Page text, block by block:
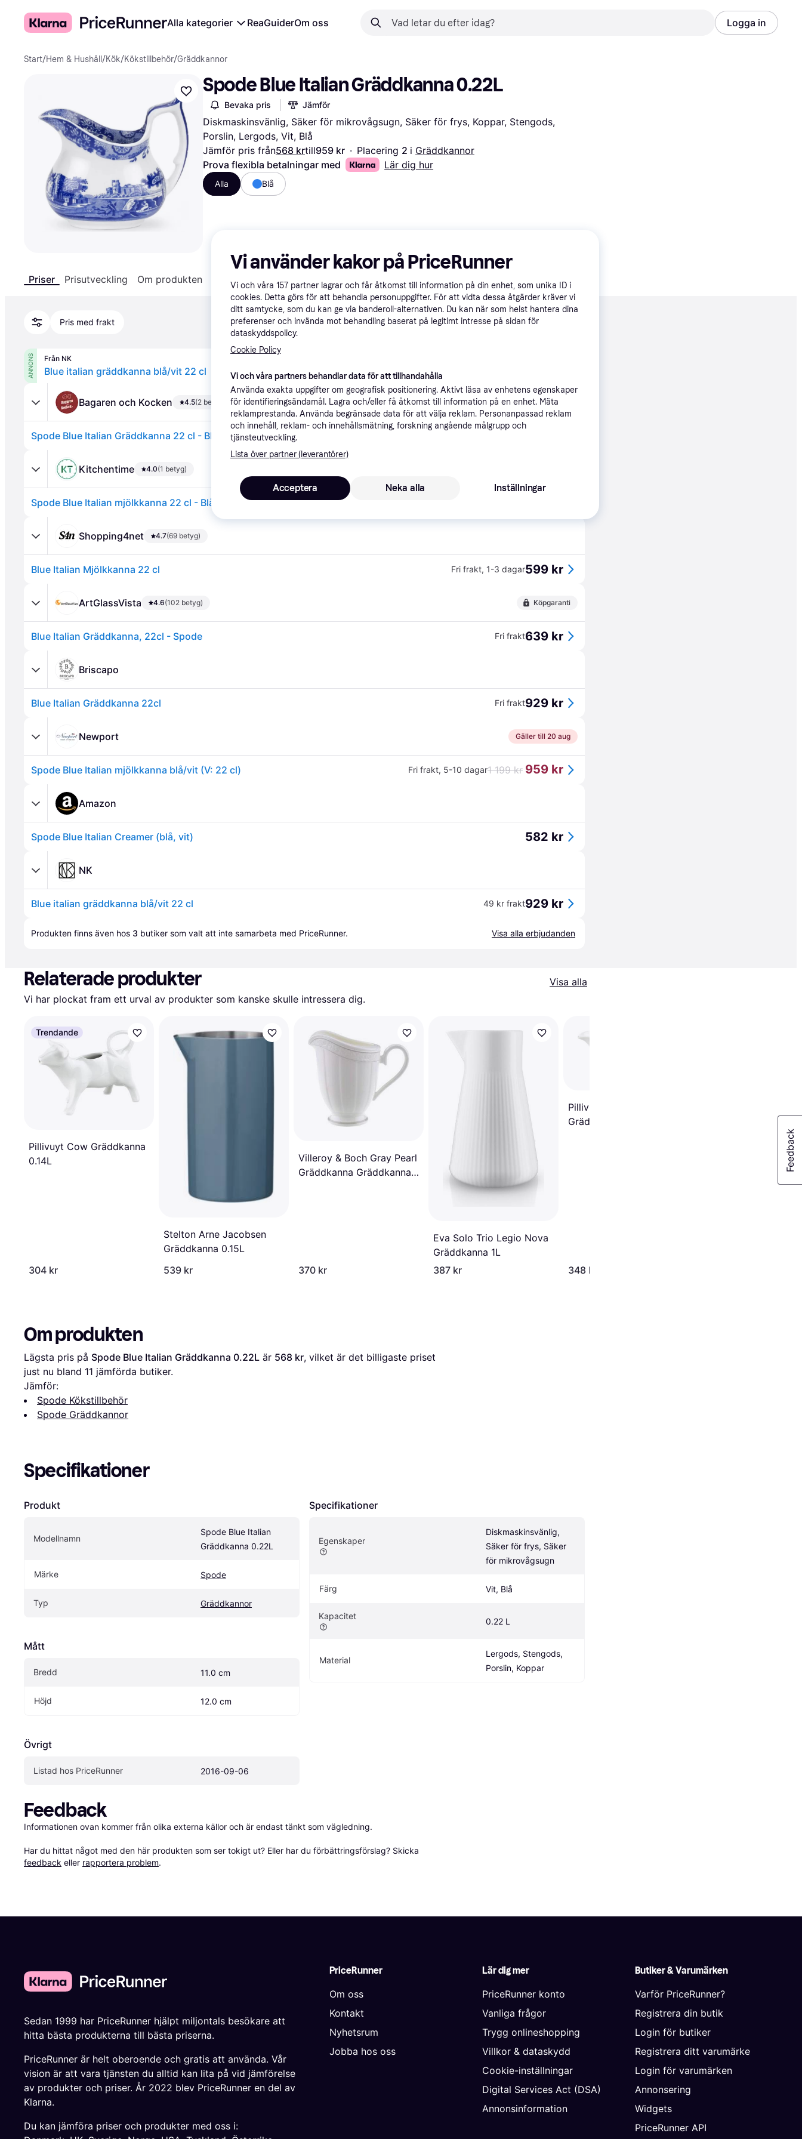
Alla kategorier ReaGuiderOm oss Logga in
Start/Hem & Hushåll /Kök/Kökstillbehör/Gräddkannor
Spode Blue Italian Gräddkanna 0.22L
Bevaka pris Jämför
Diskmaskinsvänlig, Säker för mikrovågsugn, Säker för frys, Koppar, Stengods,
Porslin, Lergods, Vit, Blå
Jämför pris från568 krtill959 kr · Placering 2 i Gräddkannor
Prova flexibla betalningar med
Lär dig hur
Alla Blå
Priser Prisutveckling Om produkten Specifikationer
Pris med frakt Rekommenderad
ANNONS Från NK
Blue italian gräddkanna blå/vit 22 cl
Bagaren och Kocken 4.5(2 betyg)
Spode Blue Italian Gräddkanna 22 cl - Blått och vitt
Kitchentime 4.0(1 betyg)
Spode Blue Italian mjölkkanna 22 cl - Blå
Shopping4net 4.7(69 betyg)
Blue Italian Mjölkkanna 22 cl Fri frakt, 1-3 dagar599 kr
ArtGlassVista 4.6(102 betyg) Köpgaranti
Blue Italian Gräddkanna, 22cl - Spode Fri frakt639 kr
Briscapo
Blue Italian Gräddkanna 22cl Fri frakt929 kr
Newport Gäller till 20 aug
Spode Blue Italian mjölkkanna blå/vit (V: 22 cl) Fri frakt, 5-10 dagar1 199 kr 959 kr
Amazon
Spode Blue Italian Creamer (blå, vit) 582 kr
NK
Blue italian gräddkanna blå/vit 22 cl 49 kr frakt929 kr
Produkten finns även hos 3 butiker som valt att inte samarbeta med PriceRunner. Visa alla erbjudanden
Relaterade produkter
Visa alla
Vi har plockat fram ett urval av produkter som kanske skulle intressera dig.
Trendande
Pillivuyt Cow Gräddkanna
0.14L
304 kr
Stelton Arne Jacobsen
Gräddkanna 0.15L
539 kr
Villeroy & Boch Gray Pearl
Gräddkanna Gräddkanna
370 kr
Eva Solo Trio Legio Nova
Gräddkanna 1L
387 kr
Pillivuyt Cream Jug
Gräddkanna 0.32L
348 kr
Om produkten
Lägsta pris på Spode Blue Italian Gräddkanna 0.22L är 568 kr, vilket är det billigaste priset
just nu bland 11 jämförda butiker.
Jämför:
Spode Kökstillbehör
Spode Gräddkannor
Specifikationer
Produkt
Modellnamn
Spode Blue Italian
Gräddkanna 0.22L
Märke Spode
Typ Gräddkannor
Mått
Bredd 11.0 cm
Höjd 12.0 cm
Övrigt
Listad hos PriceRunner 2016-09-06
Specifikationer
Egenskaper
Diskmaskinsvänlig,
Säker för frys, Säker
för mikrovågsugn
Färg Vit, Blå
Kapacitet
0.22 L
Material
Lergods, Stengods,
Porslin, Koppar
Feedback
Informationen ovan kommer från olika externa källor och är endast tänkt som vägledning.
Har du hittat något med den här produkten som ser tokigt ut? Eller har du förbättringsförslag? Skicka
feedback eller rapportera problem.
PriceRunner
Om oss
Kontakt
Nyhetsrum
Jobba hos oss
Lär dig mer
PriceRunner konto
Vanliga frågor
Trygg onlineshopping
Villkor & dataskydd
Cookie-inställningar
Digital Services Act (DSA)
Annonsinformation
Butiker & Varumärken
Varför PriceRunner?
Registrera din butik
Login för butiker
Registrera ditt varumärke
Login för varumärken
Annonsering
Widgets
PriceRunner API
Sedan 1999 har PriceRunner hjälpt miljontals besökare att
hitta bästa produkterna till bästa priserna.
PriceRunner är helt oberoende och gratis att använda. Vår
vision är att vara tjänsten du alltid kan lita på vid jämförelse
av produkter och priser. År 2022 blev PriceRunner en del av
Klarna.
Du kan jämföra priser och produkter med oss i:
Vi använder kakor på PriceRunner
Vi och våra 157 partner lagrar och får åtkomst till information på din enhet, som unika ID i
cookies. Detta görs för att behandla personuppgifter. För att vidta dessa åtgärder kräver vi
ditt samtycke, som du kan ge via banderoll-alternativen. Du kan när som helst hantera dina
preferenser och invända mot behandling baserat på legitimt intresse på sidan för
dataskyddspolicy.
Cookie Policy
Vi och våra partners behandlar data för att tillhandahålla
Använda exakta uppgifter om geografisk positionering. Aktivt läsa av enhetens egenskaper
för identifieringsändamål. Lagra och/eller få åtkomst till information på en enhet. Mäta
reklamprestanda. Använda begränsade data för att välja reklam. Personanpassad reklam
och innehåll, reklam- och innehållsmätning, forskning angående målgrupp och
tjänsteutveckling.
Lista över partner (leverantörer)
Neka alla
Acceptera Inställningar